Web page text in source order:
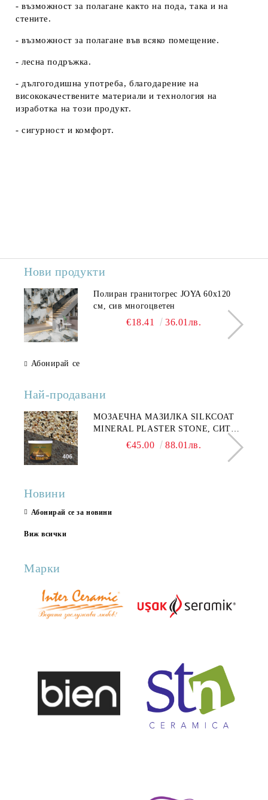
- възможност за полагане както на пода, така и на
стените.
- възможност за полагане във всяко помещение.
- лесна подръжка.
- дългогодишна употреба, благодарение на
висококачествените материали и технология на
изработка на този продукт.
- сигурност и комфорт.
Нови продукти
Полиран гранитогрес JOYA 60x120
см, сив многоцветен
€18.41 36.01лв.
Абонирай се
Най-продавани
МОЗАЕЧНА МАЗИЛКА SILKCOAT
MINERAL PLASTER STONE, СИТЕН
КАМЪК 406 25КГ
€45.00 88.01лв.
Новини
Абонирай се за новини
Виж всички
Марки